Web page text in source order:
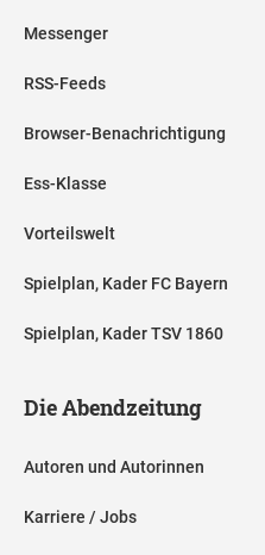
Messenger
RSS-Feeds
Browser-Benachrichtigung
Ess-Klasse
Vorteilswelt
Spielplan, Kader FC Bayern
Spielplan, Kader TSV 1860
Die Abendzeitung
Autoren und Autorinnen
Karriere / Jobs